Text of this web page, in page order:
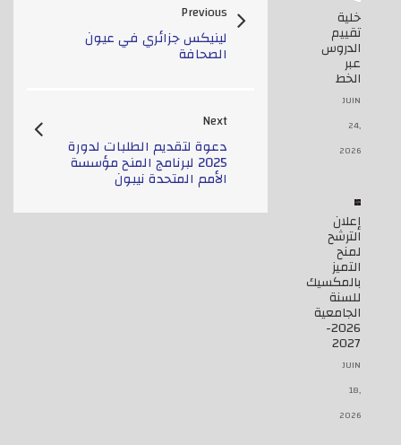
Previous
لينيكس جزائري في عيون
الصحافة
Next
دعوة لتقديم الطلبات لدورة
2025 لبرنامج المنح مؤسسة
الأمم المتحدة نيبون
خلية
تقييم
الدروس
عبر
الخط
JUIN
24,
2026
إعلان
الترشح
لمنح
التميز
بالمكسيك
للسنة
الجامعية
2026-
2027
JUIN
18,
2026